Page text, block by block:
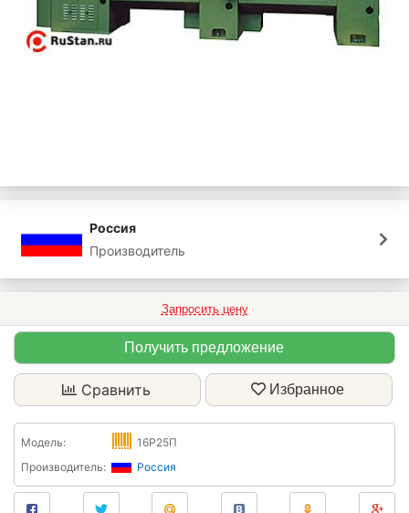
Россия
Производитель
Запросить цену
Получить предложение
Сравнить Избранное
Модель:
16Р25П
Производитель:
Россия